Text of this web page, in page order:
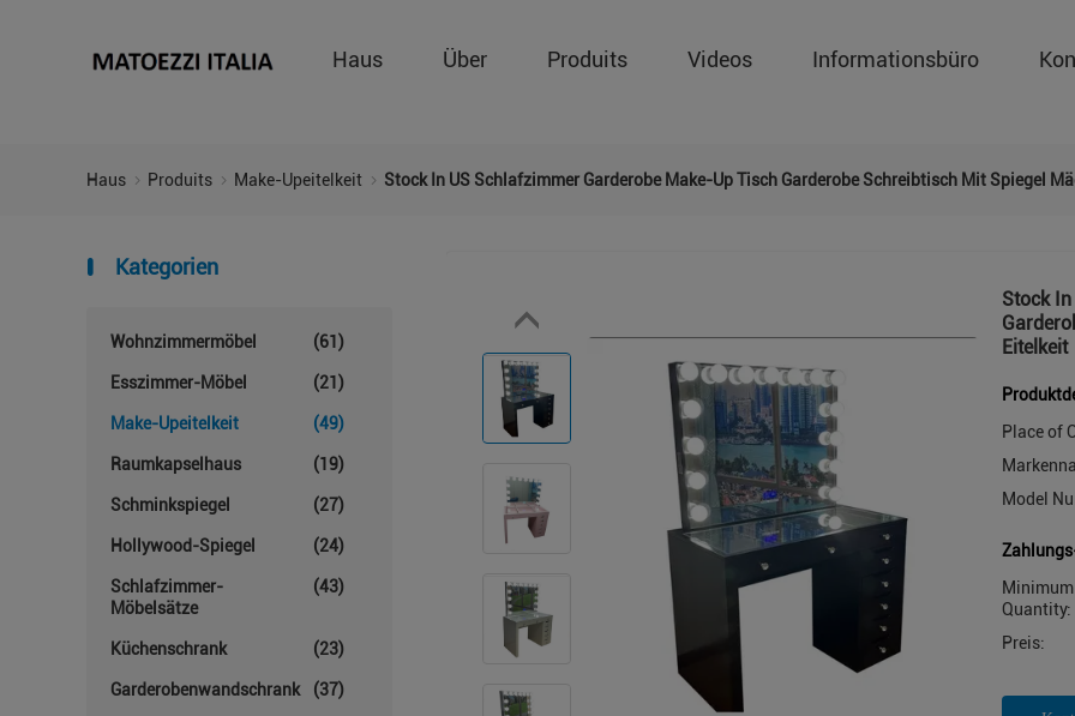
Haus Über Produits Videos Informationsbüro
Haus Produits Make-Upeitelkeit Stock In US Schlafzimmer Garderobe Make-Up Tisch Garderobe Schreibtisch Mit Spiegel
Kategorien
Wohnzimmermöbel (61)
Esszimmer-Möbel (21)
Make-Upeitelkeit (49)
Raumkapselhaus (19)
Schminkspiegel (27)
Hollywood-Spiegel (24)
Schlafzimmer-
Möbelsätze
(43)
Küchenschrank (23)
Garderobenwandschrank (37)
Stock
Eitelkeit
Place of
Model
Quantity:
Preis: